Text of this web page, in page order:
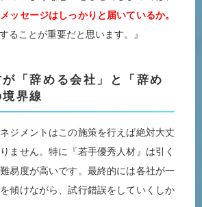
メッセージはしっかりと届いているか。
ることが重要だと思います。』
「辞める会社」と「辞め
界線
ジメントはこの施策を行えば絶対大丈
ません。特に『若手優秀人材』は引く
易度が高いです。最終的には各社が一
傾けながら、試行錯誤をしていくしか